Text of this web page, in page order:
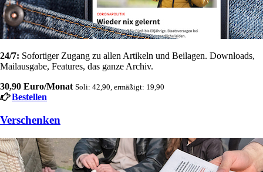
24/7: Sofortiger Zugang zu allen Artikeln und Beilagen. Downloads,
Mailausgabe, Features, das ganze Archiv.
30,90 Euro/Monat Soli: 42,90, ermäßigt: 19,90
Bestellen
Verschenken